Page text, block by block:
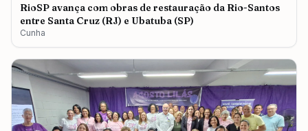
RioSP avança com obras de restauração da Rio-Santos
entre Santa Cruz (RJ) e Ubatuba (SP)
Cunha